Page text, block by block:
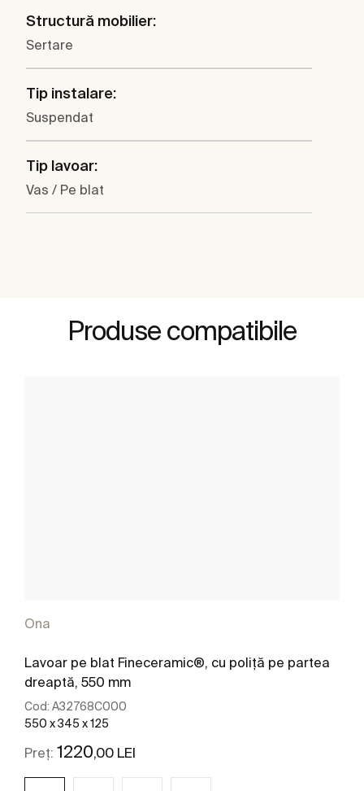
Structură mobilier:
Sertare
Tip instalare:
Suspendat
Tip lavoar:
Vas / Pe blat
Produse compatibile
Ona
Lavoar pe blat Fineceramic®, cu poliță pe partea
dreaptă, 550 mm
Cod: A32768C000
550 x 345 x 125
Preț: 1220,00 LEI